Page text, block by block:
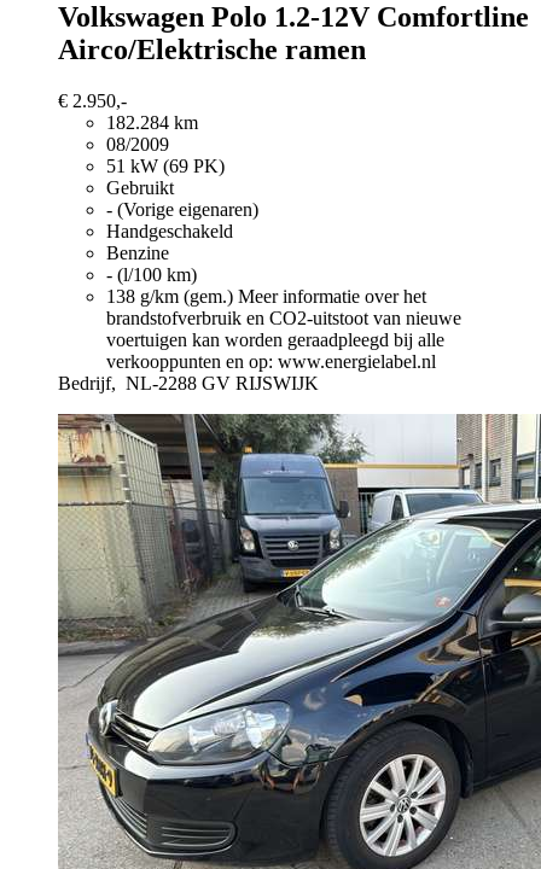
Volkswagen Polo 1.2-12V Comfortline
Airco/Elektrische ramen
€ 2.950,-
182.284 km
08/2009
51 kW (69 PK)
Gebruikt
- (Vorige eigenaren)
Handgeschakeld
Benzine
- (l/100 km)
138 g/km (gem.) Meer informatie over het
brandstofverbruik en CO2-uitstoot van nieuwe
voertuigen kan worden geraadpleegd bij alle
verkooppunten en op: www.energielabel.nl
Bedrijf, NL-2288 GV RIJSWIJK